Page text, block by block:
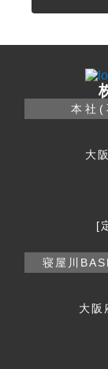
本社(
大
[
寝屋川
大阪